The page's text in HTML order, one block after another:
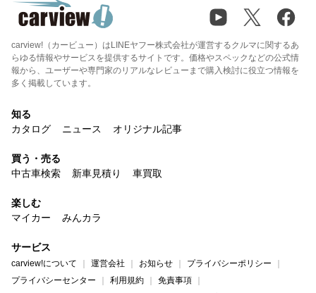
carview!（カービュー）はLINEヤフー株式会社が運営するクルマに関するあ
らゆる情報やサービスを提供するサイトです。価格やスペックなどの公式情
報から、ユーザーや専門家のリアルなレビューまで購入検討に役立つ情報を
多く掲載しています。
知る
カタログ
ニュース オリジナル記事
買う・売る
中古車検索
新車見積り 車買取
楽しむ
マイカー
みんカラ
サービス
carview!について 運営会社 お知らせ
プライバシーポリシー
プライバシーセンター
利用規約
免責事項